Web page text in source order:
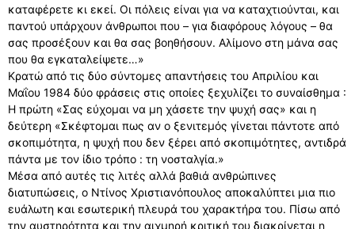
καταφέρετε κι εκεί. Οι πόλεις είναι για να καταχτιούνται, και
παντού υπάρχουν άνθρωποι που – για διαφόρους λόγους – θα
σας προσέξουν και θα σας βοηθήσουν. Αλίμονο στη μάνα σας
που θα εγκαταλείψετε…»
Κρατώ από τις δύο σύντομες απαντήσεις του Απριλίου και
Μαΐου 1984 δύο φράσεις στις οποίες ξεχυλίζει το συναίσθημα :
Η πρώτη «Σας εύχομαι να μη χάσετε την ψυχή σας» και η
δεύτερη «Σκέφτομαι πως αν ο ξενιτεμός γίνεται πάντοτε από
σκοπιμότητα, η ψυχή που δεν ξέρει από σκοπιμότητες, αντιδρά
πάντα με τον ίδιο τρόπο : τη νοσταλγία.»
Μέσα από αυτές τις λιτές αλλά βαθιά ανθρώπινες
διατυπώσεις, ο Ντίνος Χριστιανόπουλος αποκαλύπτει μια πιο
ευάλωτη και εσωτερική πλευρά του χαρακτήρα του. Πίσω από
την αυστηρότητα και την αιχμηρή κριτική του διακρίνεται η